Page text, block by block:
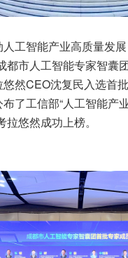
工智能产业高质量发
都市人工智能专家智囊
然CEO沈复民入选首
了工信部“人工智能产
拉悠然成功上榜。